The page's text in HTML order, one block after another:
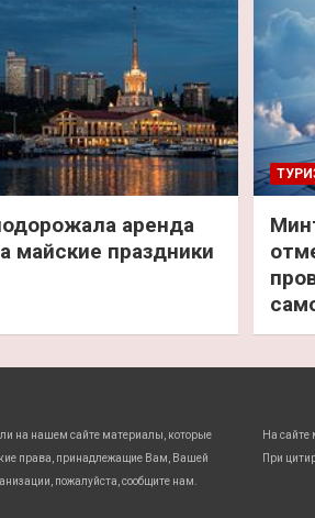
аренда
майские праздники
на нашем сайте материалы, которые
права, принадлежащие Вам, Вашей
пожалуйста, сообщите нам.
На сайте
При